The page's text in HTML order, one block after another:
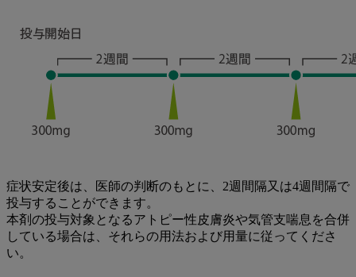
症状安定後は、医師の判断のもとに、2週間隔又は4週間隔で
投与することができます。
本剤の投与対象となるアトピー性皮膚炎や気管支喘息を合併
している場合は、それらの用法および用量に従ってくださ
い。